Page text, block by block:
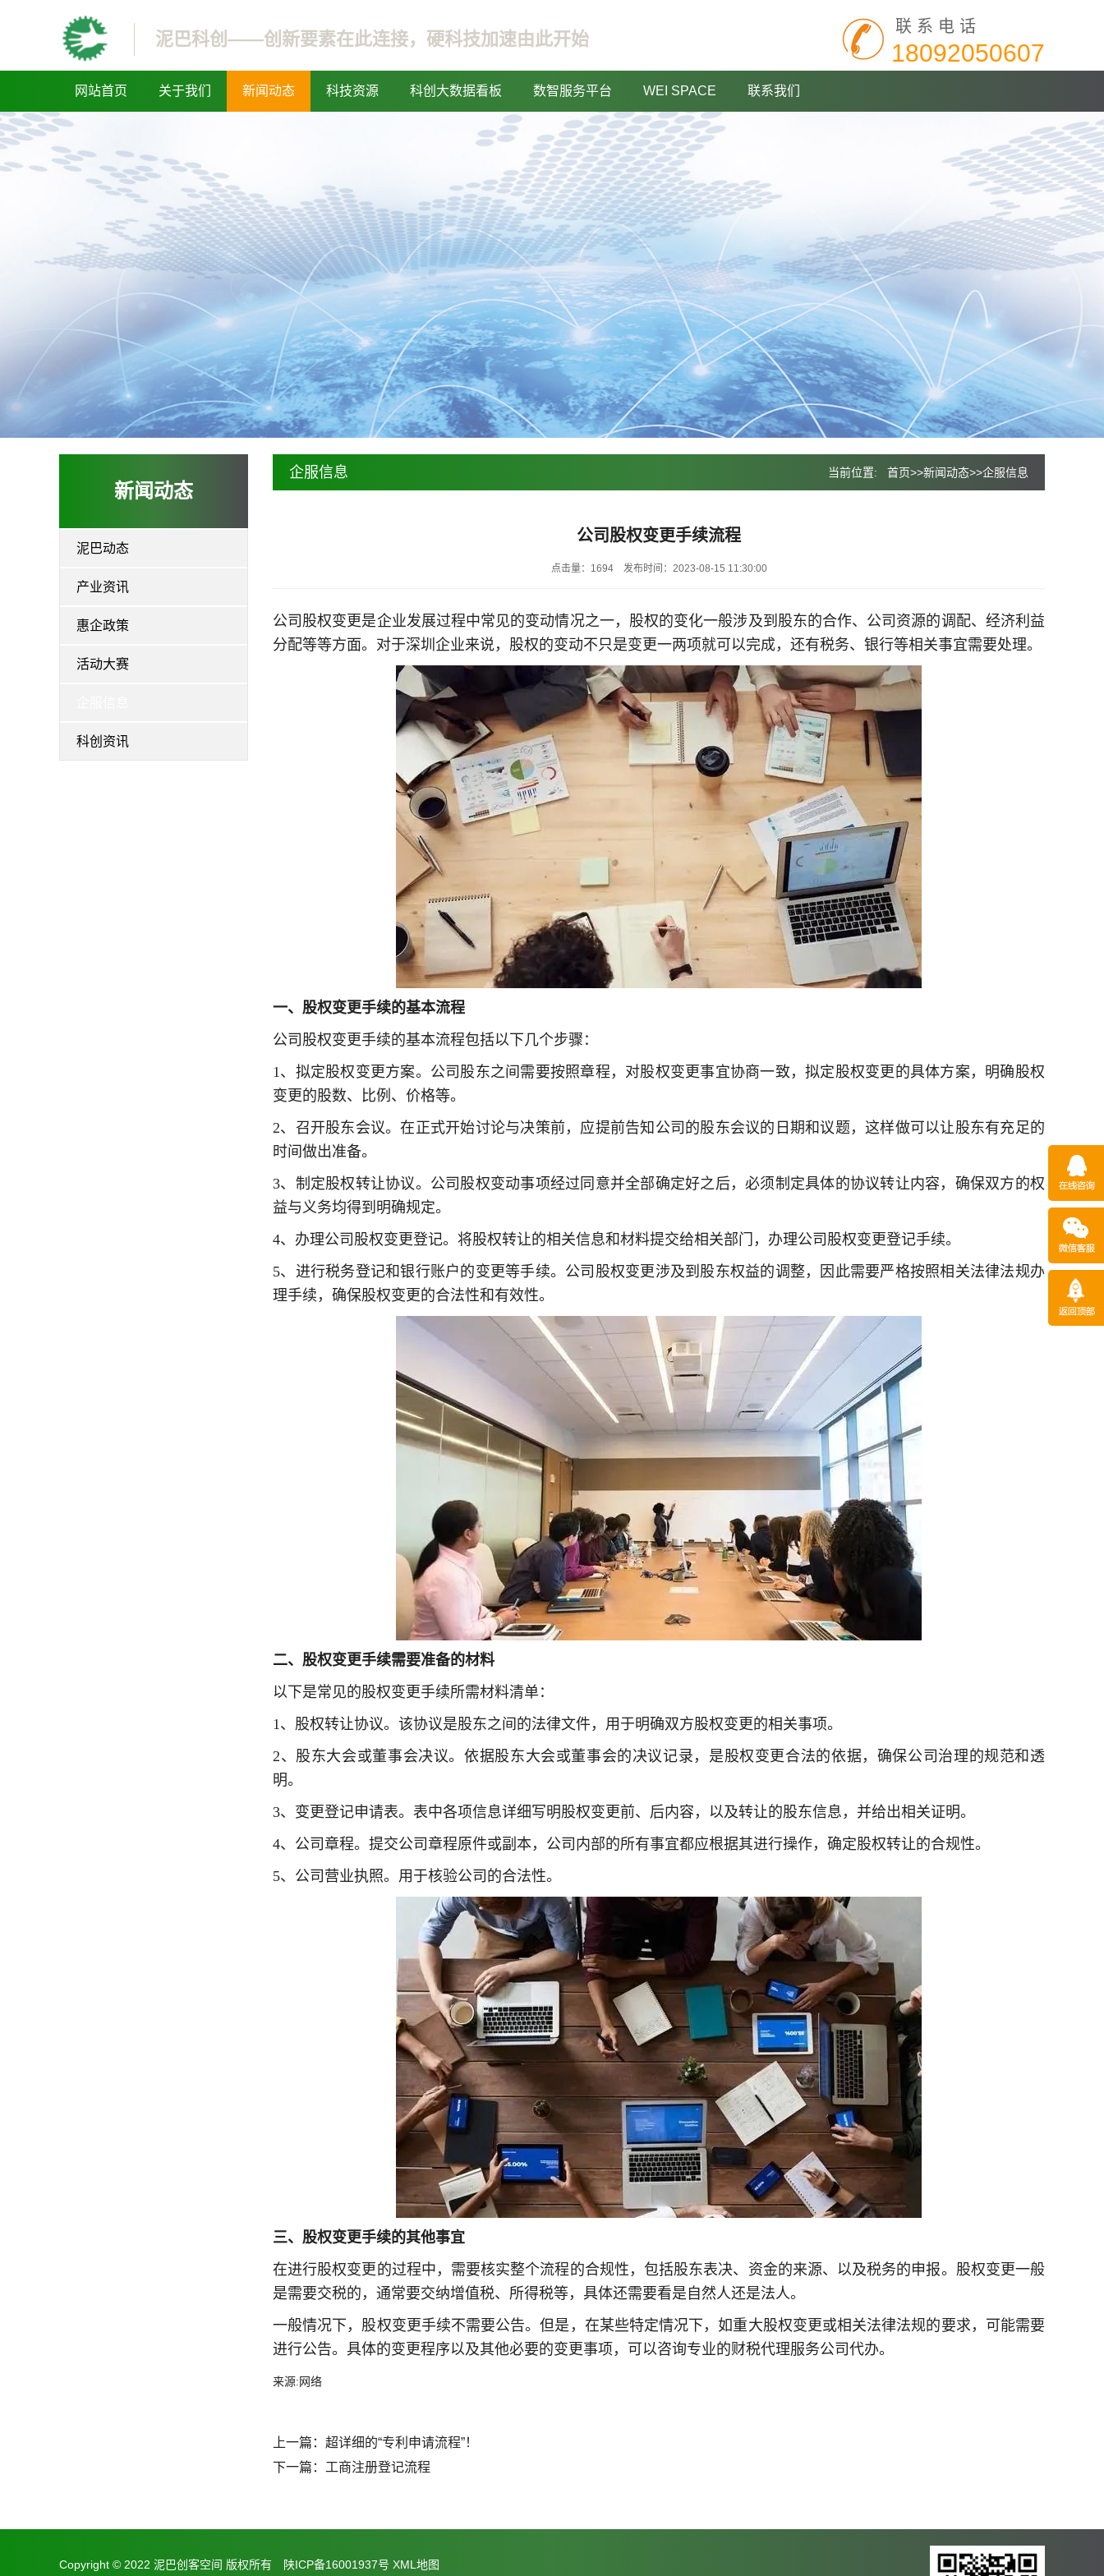
泥巴科创——创新要素在此连接，硬科技加速由此开始
联系电话
18092050607
网站首页 关于我们 新闻动态 科技资源 科创大数据看板 数智服务平台 WEI SPACE 联系我们
新闻动态
泥巴动态
产业资讯
惠企政策
活动大赛
科创资讯
企服信息 当前位置: 首页>>新闻动态>>企服信息
公司股权变更手续流程
点击量：1694 发布时间：2023-08-15 11:30:00
公司股权变更是企业发展过程中常见的变动情况之一，股权的变化一般涉及到股东的合作、公司资源的调配、经济利益
分配等等方面。对于深圳企业来说，股权的变动不只是变更一两项就可以完成，还有税务、银行等相关事宜需要处理。
一、股权变更手续的基本流程
公司股权变更手续的基本流程包括以下几个步骤：
1、拟定股权变更方案。公司股东之间需要按照章程，对股权变更事宜协商一致，拟定股权变更的具体方案，明确股权
变更的股数、比例、价格等。
2、召开股东会议。在正式开始讨论与决策前，应提前告知公司的股东会议的日期和议题，这样做可以让股东有充足的
时间做出准备。
3、制定股权转让协议。公司股权变动事项经过同意并全部确定好之后，必须制定具体的协议转让内容，确保双方的权
益与义务均得到明确规定。
4、办理公司股权变更登记。将股权转让的相关信息和材料提交给相关部门，办理公司股权变更登记手续。
5、进行税务登记和银行账户的变更等手续。公司股权变更涉及到股东权益的调整，因此需要严格按照相关法律法规办
理手续，确保股权变更的合法性和有效性。
二、股权变更手续需要准备的材料
以下是常见的股权变更手续所需材料清单：
1、股权转让协议。该协议是股东之间的法律文件，用于明确双方股权变更的相关事项。
2、股东大会或董事会决议。依据股东大会或董事会的决议记录，是股权变更合法的依据，确保公司治理的规范和透
明。
3、变更登记申请表。表中各项信息详细写明股权变更前、后内容，以及转让的股东信息，并给出相关证明。
4、公司章程。提交公司章程原件或副本，公司内部的所有事宜都应根据其进行操作，确定股权转让的合规性。
5、公司营业执照。用于核验公司的合法性。
三、股权变更手续的其他事宜
在进行股权变更的过程中，需要核实整个流程的合规性，包括股东表决、资金的来源、以及税务的申报。股权变更一般
是需要交税的，通常要交纳增值税、所得税等，具体还需要看是自然人还是法人。
一般情况下，股权变更手续不需要公告。但是，在某些特定情况下，如重大股权变更或相关法律法规的要求，可能需要
进行公告。具体的变更程序以及其他必要的变更事项，可以咨询专业的财税代理服务公司代办。
来源:网络
上一篇： 超详细的“专利申请流程”！
下一篇： 工商注册登记流程
Copyright © 2022 泥巴创客空间 版权所有 陕ICP备16001937号 XML地图